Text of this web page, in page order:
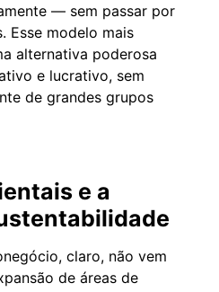
— sem passar por
Esse modelo mais
alternativa poderosa
e lucrativo, sem
de grandes grupos
e a
claro, não vem
de áreas de